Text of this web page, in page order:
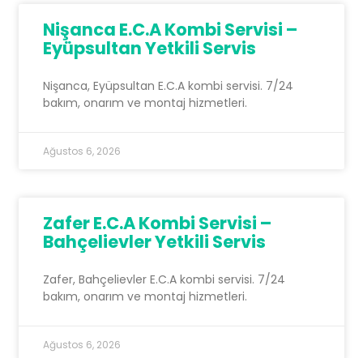
Nişanca E.C.A Kombi Servisi –
Eyüpsultan Yetkili Servis
Nişanca, Eyüpsultan E.C.A kombi servisi. 7/24
bakım, onarım ve montaj hizmetleri.
Ağustos 6, 2026
Zafer E.C.A Kombi Servisi –
Bahçelievler Yetkili Servis
Zafer, Bahçelievler E.C.A kombi servisi. 7/24
bakım, onarım ve montaj hizmetleri.
Ağustos 6, 2026